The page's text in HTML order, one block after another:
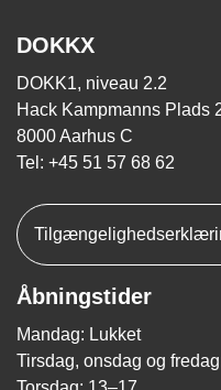
DOKKX
DOKK1, niveau 2.2
Hack Kampmanns Plads
8000 Aarhus C
Tel: +45 51 57 68 62
Åbningstider
Mandag: Lukket
Tirsdag, onsdag og